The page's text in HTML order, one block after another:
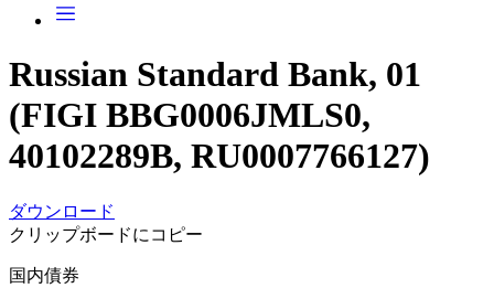
Russian Standard Bank, 01
(FIGI BBG0006JMLS0,
40102289B, RU0007766127)
ダウンロード
クリップボードにコピー
国内債券